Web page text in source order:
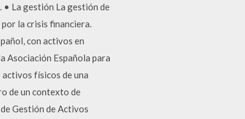
• La gestión La gestión de
la crisis financiera.
con activos en
Asociación Española para
físicos de una
de un contexto de
Gestión de Activos